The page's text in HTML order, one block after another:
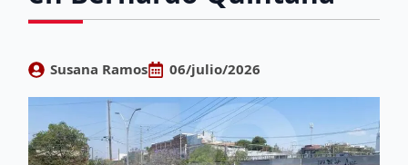
Susana Ramos 06/julio/2026